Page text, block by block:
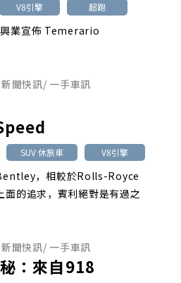
V8引擎 超跑
業宣佈 Temerario
新聞快訊/ 一手車訊
SUV 休旅車 V8引擎
，相較於Rolls-Royce
面的追求，賓利絕對是有過之
新聞快訊/ 一手車訊
：來自918